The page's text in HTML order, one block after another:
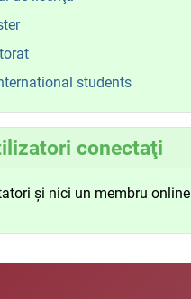
students
conectaţi
și nici un membru online